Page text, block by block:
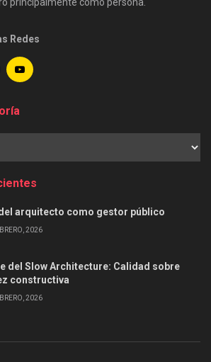
Redes
arquitecto como gestor público
2026
del Slow Architecture: Calidad sobre
constructiva
2026